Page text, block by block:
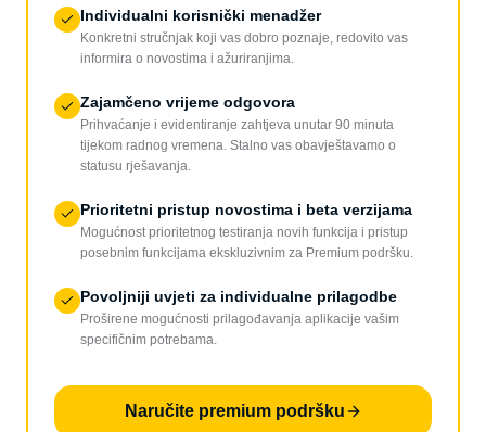
Individualni korisnički menadžer
Konkretni stručnjak koji vas dobro poznaje, redovito vas
informira o novostima i ažuriranjima.
Zajamčeno vrijeme odgovora
Prihvaćanje i evidentiranje zahtjeva unutar 90 minuta
tijekom radnog vremena. Stalno vas obavještavamo o
statusu rješavanja.
Prioritetni pristup novostima i beta verzijama
Mogućnost prioritetnog testiranja novih funkcija i pristup
posebnim funkcijama ekskluzivnim za Premium podršku.
Povoljniji uvjeti za individualne prilagodbe
Proširene mogućnosti prilagođavanja aplikacije vašim
specifičnim potrebama.
Naručite premium podršku